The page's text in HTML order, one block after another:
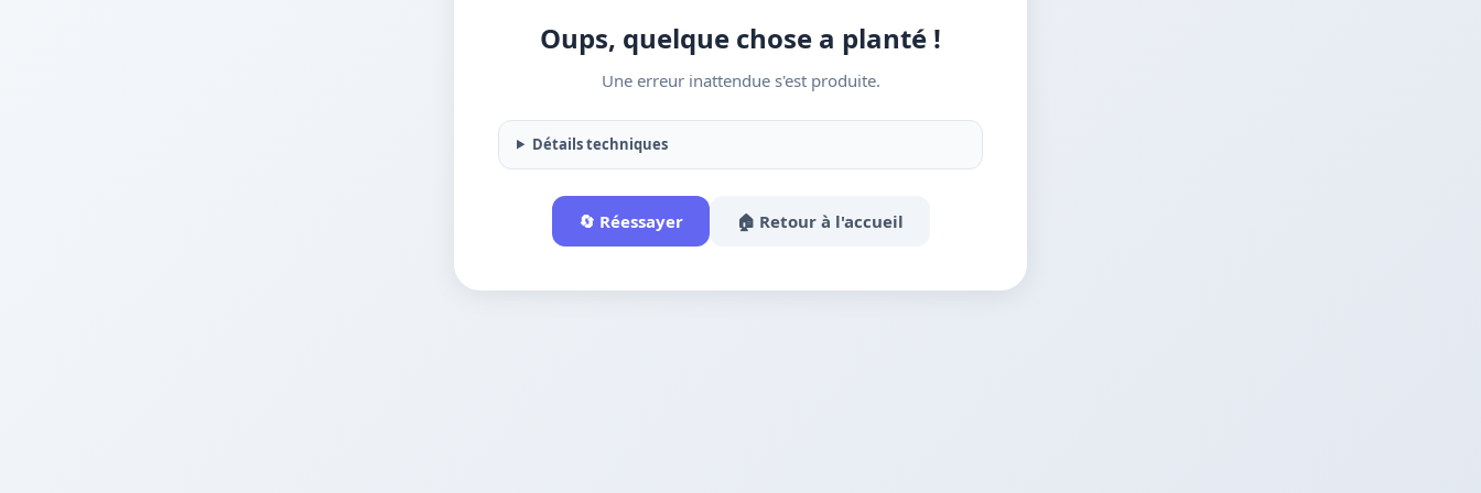
Oups, quelque chose a planté !
Une erreur inattendue s'est produite.
Détails techniques
🔄 Réessayer 🏠 Retour à l'accueil